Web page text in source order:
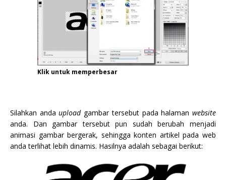
Klik untuk memperbesar
Silahkan andauploadgambar tersebut pada halamanwebsite
anda. Dan gambar tersebut pun sudah berubah menjadi
animasi gambar bergerak, sehingga konten artikel pada web
anda terlihat lebih dinamis. Hasilnya adalah sebagai berikut: